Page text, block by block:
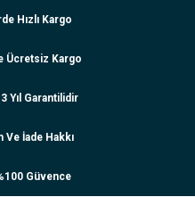
Hızlı Kargo
Ücretsiz Kargo
Yıl Garantilidir
İade Hakkı
Güvence